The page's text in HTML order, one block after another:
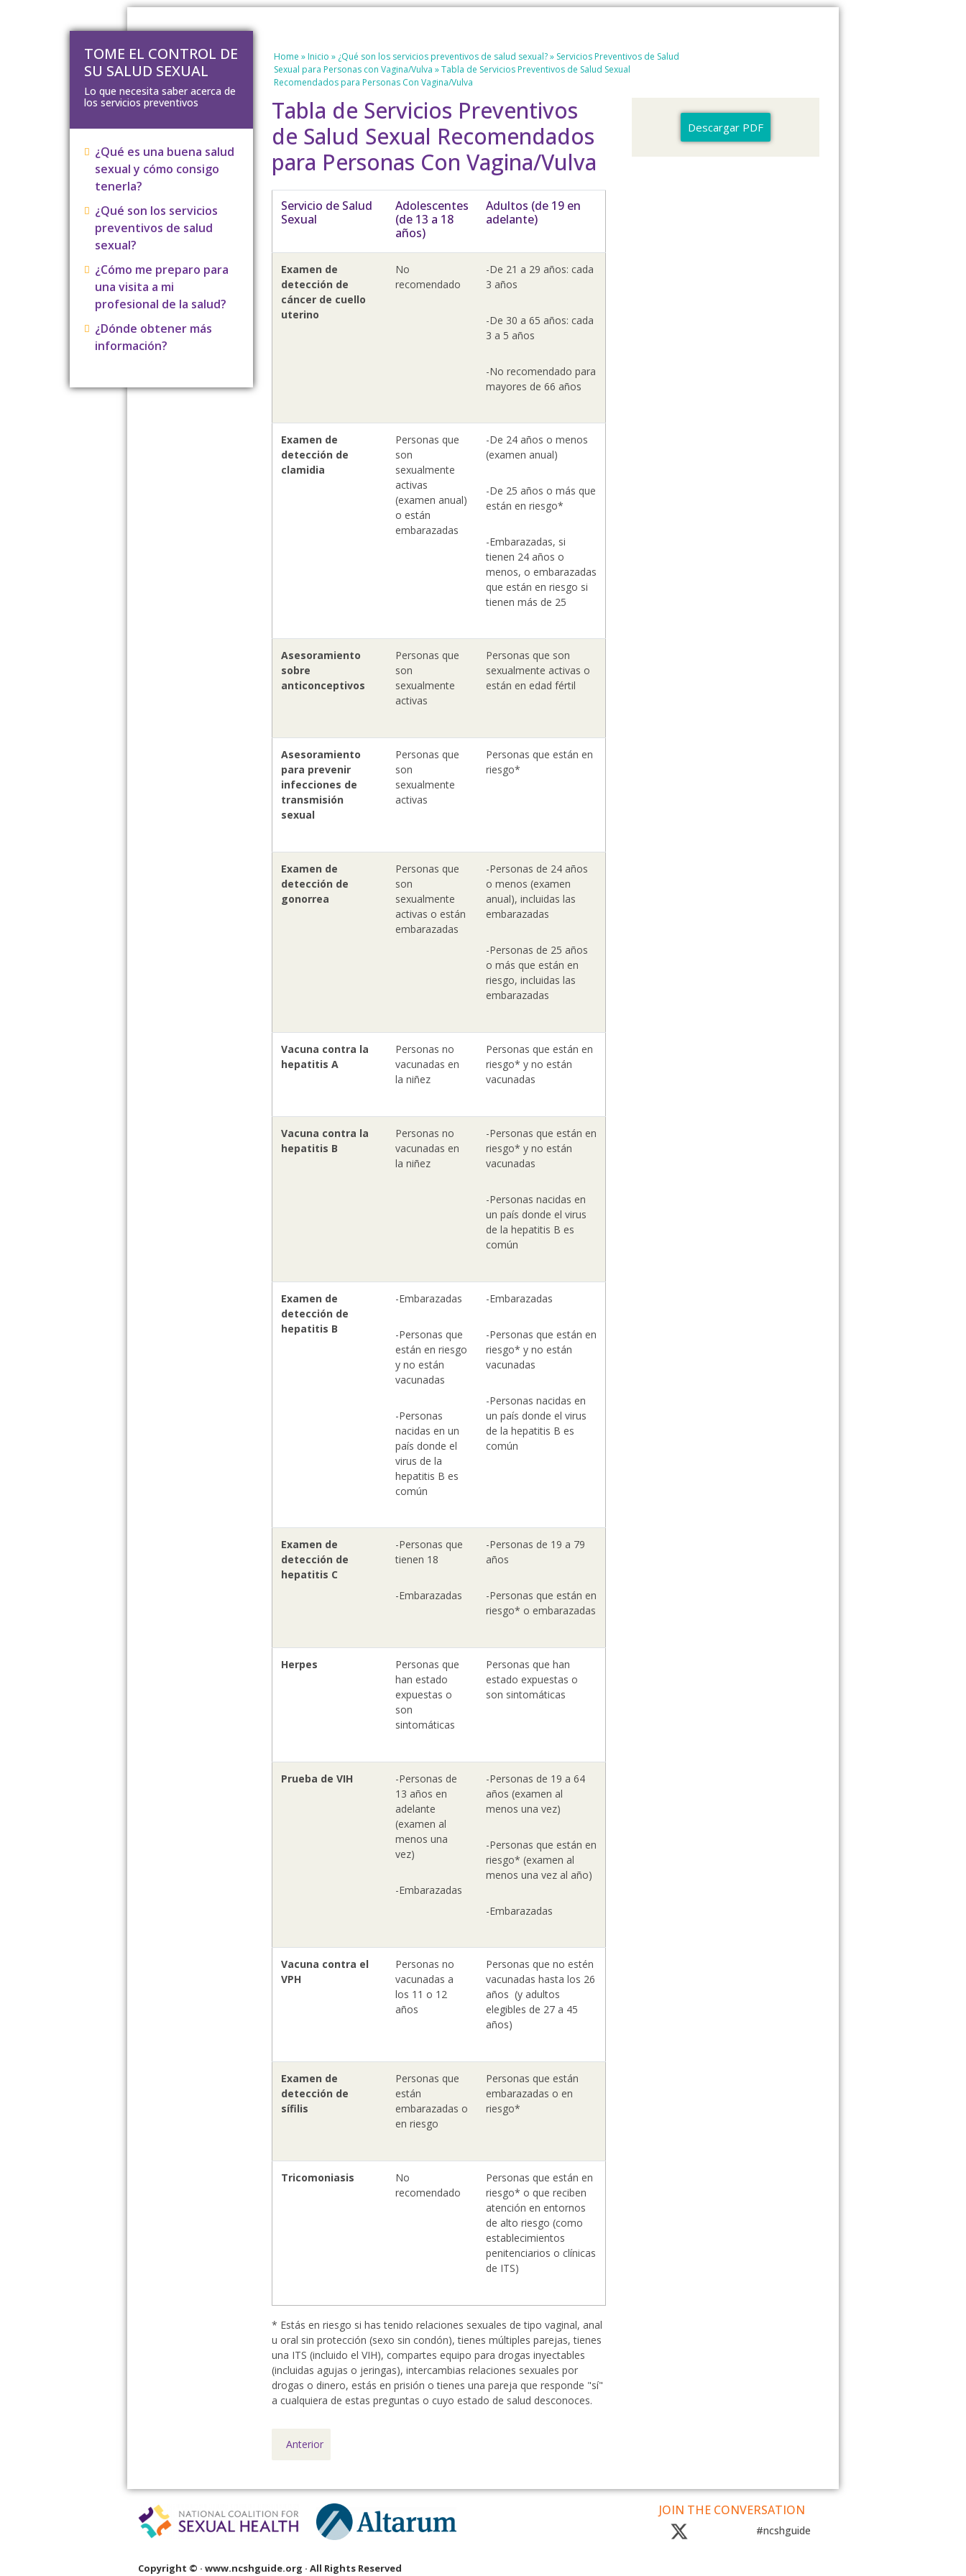
Home » Inicio » ¿Qué son los servicios preventivos de salud sexual?» Servicios Preventivos de Salud
Sexual para Personas con Vagina/Vulva »Tabla de Servicios Preventivos de Salud Sexual
Recomendados para Personas Con Vagina/Vulva
TOME EL CONTROL DE
SU SALUD SEXUAL
Lo que necesita saber acerca de
los servicios preventivos
¿Qué es una buena salud
sexual y cómo consigo
tenerla?
¿Qué son los servicios
preventivos de salud
sexual?
¿Cómo me preparo para
una visita a mi
profesional de la salud?
¿Dónde obtener más
información?
Tabla de Servicios Preventivos
de Salud Sexual Recomendados
para Personas Con Vagina/Vulva
Servicio de Salud
Sexual
Adolescentes
(de 13 a 18
años)
Adultos (de 19 en
adelante)
Examen de
detección de
cáncer de cuello
uterino
No
recomendado
-De 21 a 29 años: cada
3 años
-De 30 a 65 años: cada
3 a 5 años
-No recomendado para
mayores de 66 años
Examen de
detección de
clamidia
Personas que
son
sexualmente
activas
(examen anual)
o están
embarazadas
-De 24 años o menos
(examen anual)
-De 25 años o más que
están en riesgo*
-Embarazadas, si
tienen 24 años o
menos, o embarazadas
que están en riesgo si
tienen más de 25
Asesoramiento
sobre
anticonceptivos
Personas que
son
sexualmente
activas
Personas que son
sexualmente activas o
están en edad fértil
Asesoramiento
para prevenir
infecciones de
transmisión
sexual
Personas que
son
sexualmente
activas
Personas que están en
riesgo*
Examen de
detección de
gonorrea
Personas que
son
sexualmente
activas o están
embarazadas
-Personas de 24 años
o menos (examen
anual), incluidas las
embarazadas
-Personas de 25 años
o más que están en
riesgo, incluidas las
embarazadas
Vacuna contra la
hepatitis A
Personas no
vacunadas en
la niñez
Personas que están en
riesgo* y no están
vacunadas
Vacuna contra la
hepatitis B
Personas no
vacunadas en
la niñez
-Personas que están en
riesgo* y no están
vacunadas
-Personas nacidas en
un país donde el virus
de la hepatitis B es
común
Examen de
detección de
hepatitis B
-Embarazadas
-Personas que
están en riesgo
y no están
vacunadas
-Personas
nacidas en un
país donde el
virus de la
hepatitis B es
común
-Embarazadas
-Personas que están en
riesgo* y no están
vacunadas
-Personas nacidas en
un país donde el virus
de la hepatitis B es
común
Examen de
detección de
hepatitis C
-Personas que
tienen 18
-Embarazadas
-Personas de 19 a 79
años
-Personas que están en
riesgo* o embarazadas
Herpes
Personas que
han estado
expuestas o
son
sintomáticas
Personas que han
estado expuestas o
son sintomáticas
Prueba de VIH
-Personas de
13 años en
adelante
(examen al
menos una
vez)
-Embarazadas
-Personas de 19 a 64
años (examen al
menos una vez)
-Personas que están en
riesgo* (examen al
menos una vez al año)
-Embarazadas
Vacuna contra el
VPH
Personas no
vacunadas a
los 11 o 12
años
Personas que no estén
vacunadas hasta los 26
años (y adultos
elegibles de 27 a 45
años)
Examen de
detección de
sífilis
Personas que
están
embarazadas o
en riesgo
Personas que están
embarazadas o en
riesgo*
Tricomoniasis
No
recomendado
Personas que están en
riesgo* o que reciben
atención en entornos
de alto riesgo (como
establecimientos
penitenciarios o clínicas
de ITS)
* Estás en riesgo si has tenido relaciones sexuales de tipo vaginal, anal
u oral sin protección (sexo sin condón), tienes múltiples parejas, tienes
una ITS (incluido el VIH), compartes equipo para drogas inyectables
(incluidas agujas o jeringas), intercambias relaciones sexuales por
drogas o dinero, estás en prisión o tienes una pareja que responde "sí"
a cualquiera de estas preguntas o cuyo estado de salud desconoces.
Anterior
Descargar PDF
Copyright © · www.ncshguide.org · All Rights Reserved
JOIN THE CONVERSATION
#ncshguide